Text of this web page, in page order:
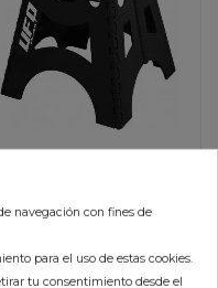
navegación con fines de
para el uso de estas cookies.
tu consentimiento desde el